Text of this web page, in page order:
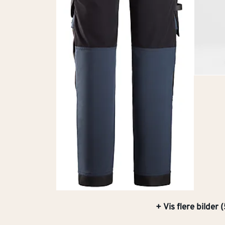
+ Vis flere bilder